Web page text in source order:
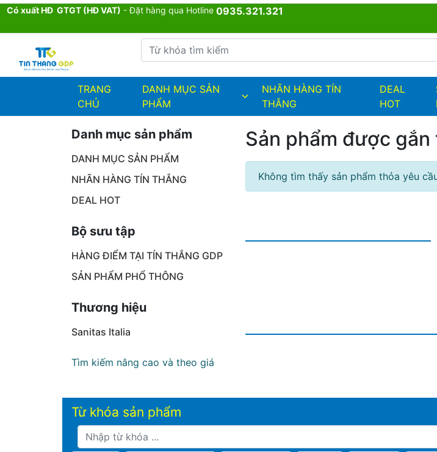
Có xuất HĐ GTGT (HĐ VAT) - Đặt hàng qua Hotline 0935.321.321
admin.configuration.shipping.providers.fields.logo
Từ khóa tìm kiếm
TRANG
CHỦ
DANH MỤC SẢN
PHẨM
NHÃN HÀNG TÍN
THẮNG
DEAL
HOT
Sản phẩm được
Không tìm thấy sản phẩm thỏa yêu
Danh mục sản phẩm
DANH MỤC SẢN PHẨM
NHÃN HÀNG TÍN THẮNG
DEAL HOT
Bộ sưu tập
HÀNG ĐIỂM TẠI TÍN THẮNG GDP
SẢN PHẨM PHỔ THÔNG
Thương hiệu
Sanitas Italia
Tìm kiếm nâng cao và theo giá
Từ khóa sản phẩm